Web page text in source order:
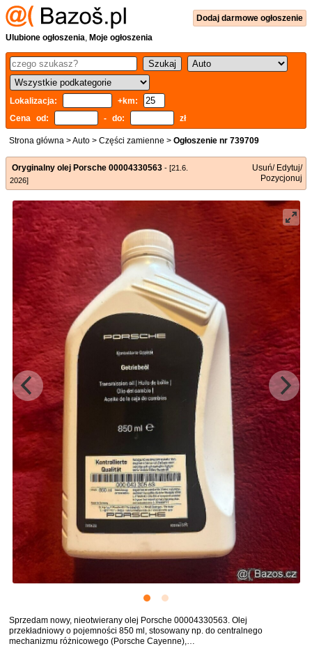
Dodaj darmowe ogłoszenie
Ulubione ogłoszenia, Moje ogłoszenia
Lokalizacja:
+km:
Cena od:
- do: zł
Strona główna >Auto > Części zamienne > Ogłoszenie nr 739709
Oryginalny olej Porsche 00004330563 - [21.6.
2026]
Usuń/ Edytuj/
Pozycjonuj
Sprzedam nowy, nieotwierany olej Porsche 00004330563. Olej
przekładniowy o pojemności 850 ml, stosowany np. do centralnego
mechanizmu różnicowego (Porsche Cayenne),…